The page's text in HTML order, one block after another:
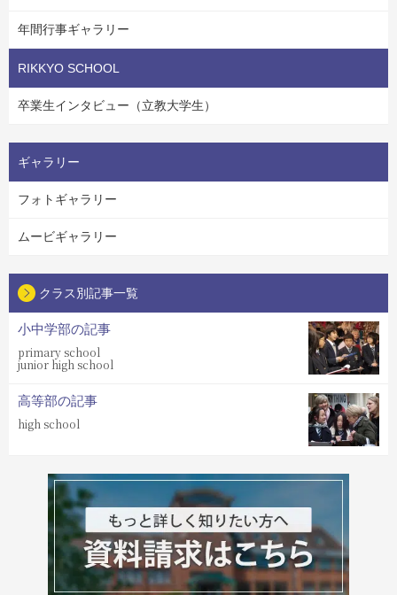
年間行事ギャラリー
RIKKYO SCHOOL
卒業生インタビュー（立教大学生）
ギャラリー
フォトギャラリー
ムービギャラリー
クラス別記事一覧
小中学部の記事
primary school
junior high school
高等部の記事
high school